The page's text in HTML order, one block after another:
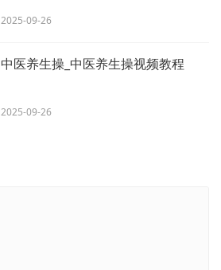
2025-09-26
中医养生操_中医养生操视频教程
2025-09-26